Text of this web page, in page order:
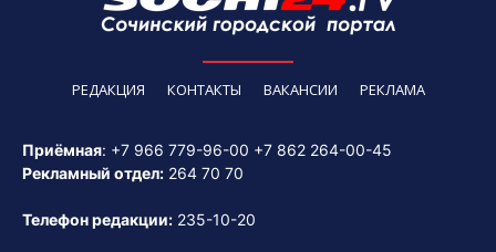
РЕДАКЦИЯ КОНТАКТЫ ВАКАНСИИ РЕКЛАМА
Приёмная: +7 966 779-96-00 +7 862 264-00-45
Рекламный отдел: 264 70 70
Телефон редакции: 235-10-20